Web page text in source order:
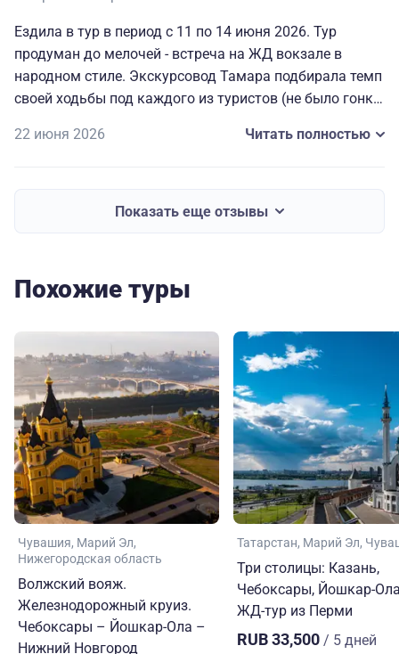
Ездила в тур в период с 11 по 14 июня 2026. Тур
продуман до мелочей - встреча на ЖД вокзале в
народном стиле. Экскурсовод Тамара подбирала темп
своей ходьбы под каждого из туристов (не было гонки
Гостиница шикарная, завтраки и обеды тоже. Мне
Поэтому, все мне и моей дочери зашло на 5 баллов!!
тур!!! Р.С. мы приобрели себе настойки, которые
давали на дегустации во время обеда )) Спасибо
22 июня 2026 Читать полностью
Показать еще отзывы
Похожие туры
Чувашия Марий Эл
Нижегородская область
Волжский вояж.
Железнодорожный круиз.
Чебоксары – Йошкар-Ола –
Нижний Новгород
Татарстан Марий Эл
Три столицы: Казань,
Чебоксары, Йошкар-
ЖД-тур из Перми
RUB 33,500 / 5 дней